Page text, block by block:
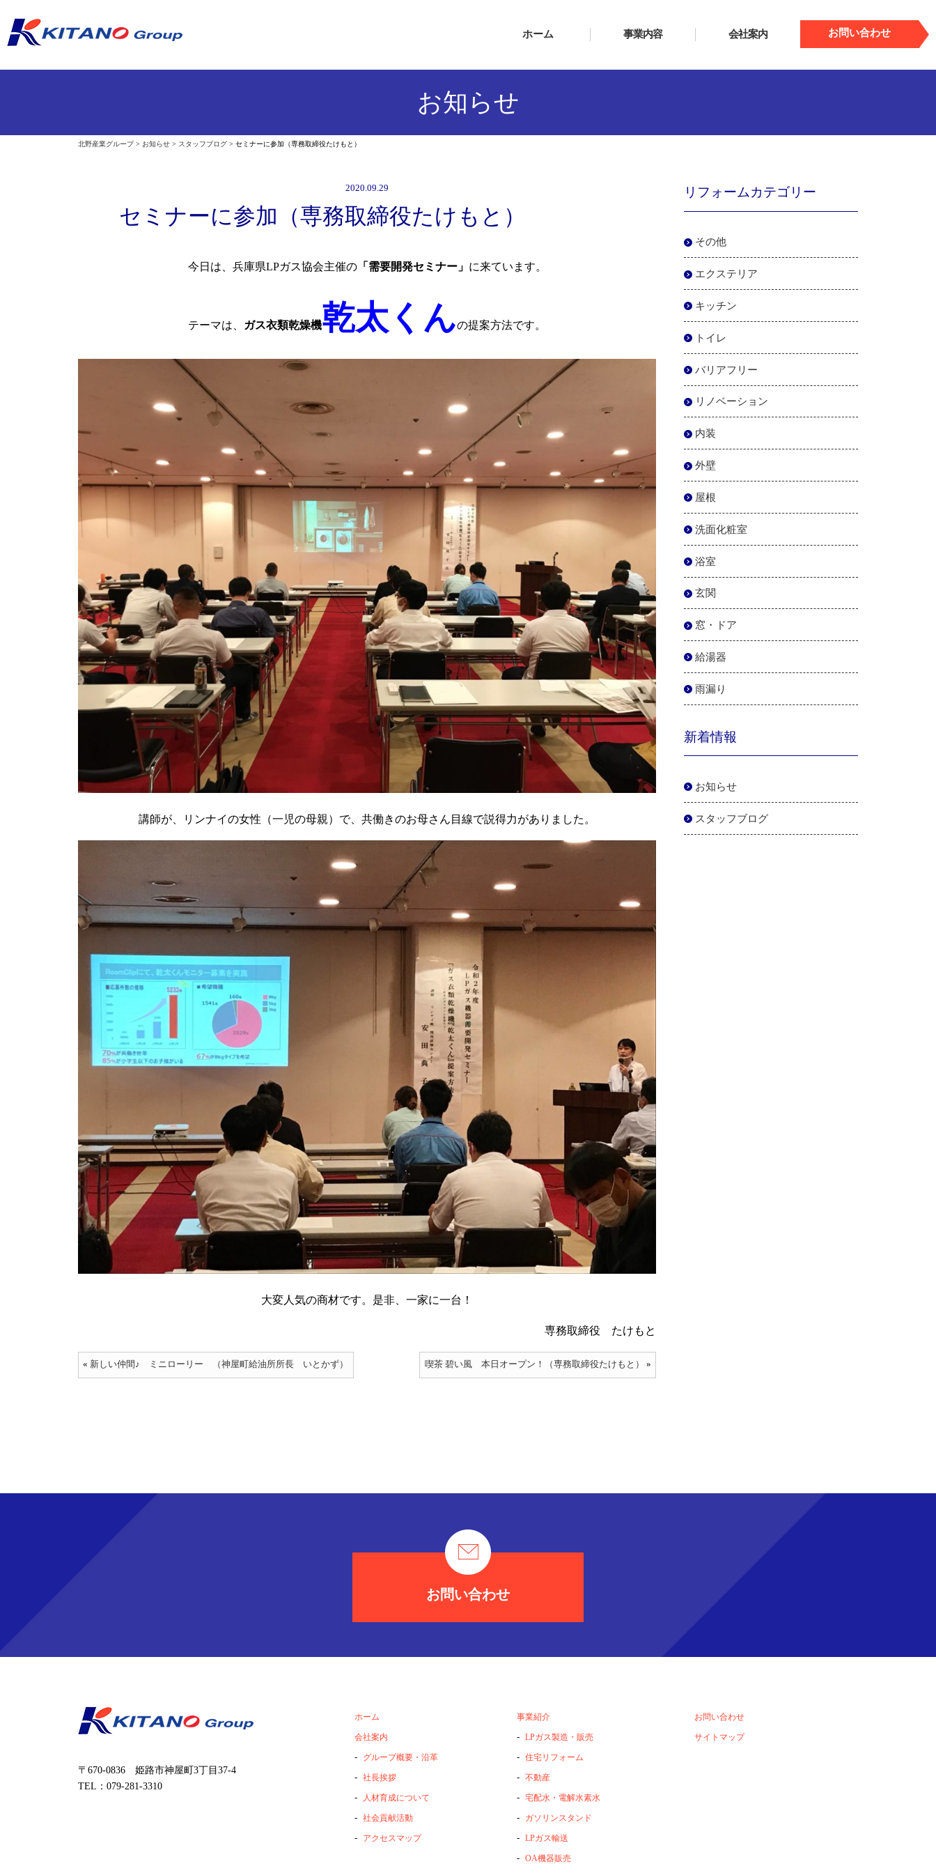
お問い合わせ
会社案内
事業内容
ホーム
お知らせ
北野産業グループ> お知らせ > スタッフブログ > セミナーに参加（専務取締役たけもと）
2020.09.29
セミナーに参加（専務取締役たけもと）
今日は、兵庫県LPガス協会主催の「需要開発セミナー」 に来ています。
テーマは、 ガス衣類乾燥機乾太くんの提案方法です。
講師が、リンナイの女性（一児の母親）で、共働きのお母さん目線で説得力がありました。
大変人気の商材です。是非、一家に一台！
専務取締役 たけもと
« 新しい仲間♪ ミニローリー （神屋町給油所所長 いとかず） 喫茶 碧い風 本日オープン！（専務取締役たけもと） »
リフォームカテゴリー
その他
エクステリア
キッチン
トイレ
バリアフリー
リノベーション
内装
外壁
屋根
洗面化粧室
浴室
玄関
窓・ドア
給湯器
雨漏り
新着情報
お知らせ
スタッフブログ
お問い合わせ
〒670-0836 姫路市神屋町3丁目37-4
TEL：079-281-3310
ホーム
会社案内
- グループ概要・沿革
- 社長挨拶
- 人材育成について
- 社会貢献活動
- アクセスマップ
事業紹介
- LPガス製造・販売
- 住宅リフォーム
- 不動産
- 宅配水・電解水素水
- ガソリンスタンド
- LPガス輸送
- OA機器販売
お問い合わせ
サイトマップ